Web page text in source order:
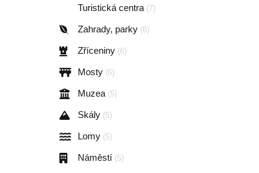
Turistická centra (7)
Zahrady, parky (6)
Zříceniny (6)
Mosty (6)
Muzea (5)
Skály (5)
Lomy (5)
Náměstí (5)